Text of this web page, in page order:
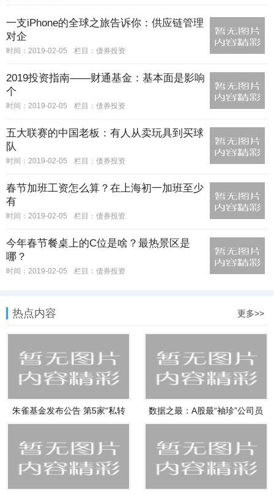
一支iPhone的全球之旅告诉你：供应链管理
对企
时间：2019-02-05 栏目： 债券投资
2019投资指南——财通基金：基本面是影响
个
时间：2019-02-05 栏目： 债券投资
五大联赛的中国老板：有人从卖玩具到买球
队
时间：2019-02-05 栏目： 债券投资
春节加班工资怎么算？在上海初一加班至少
有
时间：2019-02-05 栏目： 债券投资
今年春节餐桌上的C位是啥？最热景区是
哪？
时间：2019-02-05 栏目： 债券投资
热点内容 更多>>
朱雀基金发布公告 第5家“私转
数据之最：A股最“袖珍”公司员